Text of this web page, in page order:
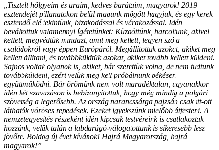
„Tisztelt hölgyeim és uraim, kedves barátaim, magyarok! 2019
esztendejét pillanatokon belül magunk mögött hagyjuk, és egy kerek
esztendő elé tekintünk, bizakodással és várakozással. Idén
beváltottuk valamennyi ígéretünket: Küzdöttünk, harcoltunk, akivel
kellett, megvédtük mindazt, amit meg kellett, legyen szó a
családokról vagy éppen Európáról. Megállítottuk azokat, akiket meg
kellett állítani, és továbbküldtük azokat, akiket tovább kellett küldeni.
Sajnos voltak olyanok is, akiket, bár szerettük volna, de nem tudtunk
továbbküldeni, ezért velük meg kell próbálnunk békésen
együttműködni. Bár örömünk nem volt maradéktalan, ugyanakkor
idén két szavazáson is bebizonyítottuk, hogy még mindig a polgári
szövetség a legerősebb. Az ország narancssárga pajzsán csak itt-ott
láthatók vöröses repedések. Ezeket igyekszünk mielőbb átfesteni. A
nemzetegyesítés részeként idén kipcsak testvéreink is csatlakoztak
hozzánk, velük talán a labdarúgó-válogatottunk is sikeresebb lesz
jövőre. Boldog új évet kívánok! Hajrá Magyarország, hajrá
magyarok!”